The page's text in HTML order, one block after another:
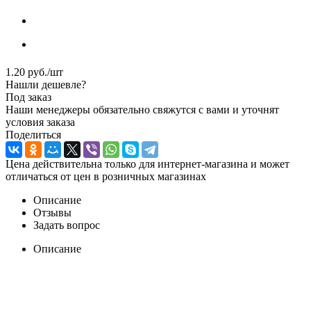
1.20 руб./шт
Нашли дешевле?
Под заказ
Наши менеджеры обязательно свяжутся с вами и уточнят
условия заказа
Поделиться
Цена действительна только для интернет-магазина и может
отличаться от цен в розничных магазинах
Описание
Отзывы
Задать вопрос
Описание